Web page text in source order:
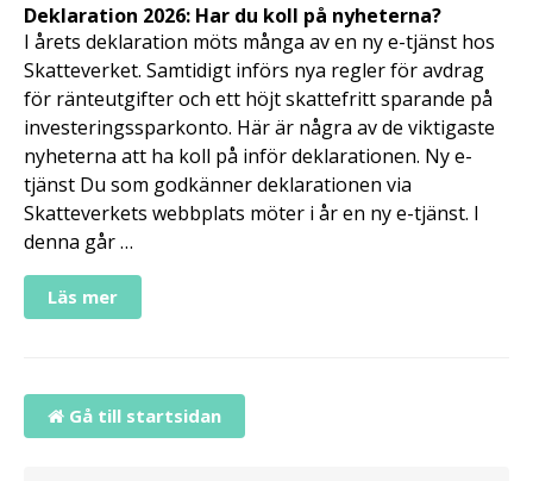
Deklaration 2026: Har du koll på nyheterna?
I årets deklaration möts många av en ny e-tjänst hos
Skatteverket. Samtidigt införs nya regler för avdrag
för ränteutgifter och ett höjt skattefritt sparande på
investeringssparkonto. Här är några av de viktigaste
nyheterna att ha koll på inför deklarationen. Ny e-
tjänst Du som godkänner deklarationen via
Skatteverkets webbplats möter i år en ny e-tjänst. I
denna går …
Läs mer
Gå till startsidan